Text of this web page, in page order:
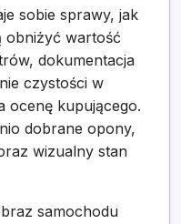
sobie sprawy, jak
obniżyć wartość
dokumentacja
czystości w
ocenę kupującego.
dobrane opony,
wizualny stan
samochodu